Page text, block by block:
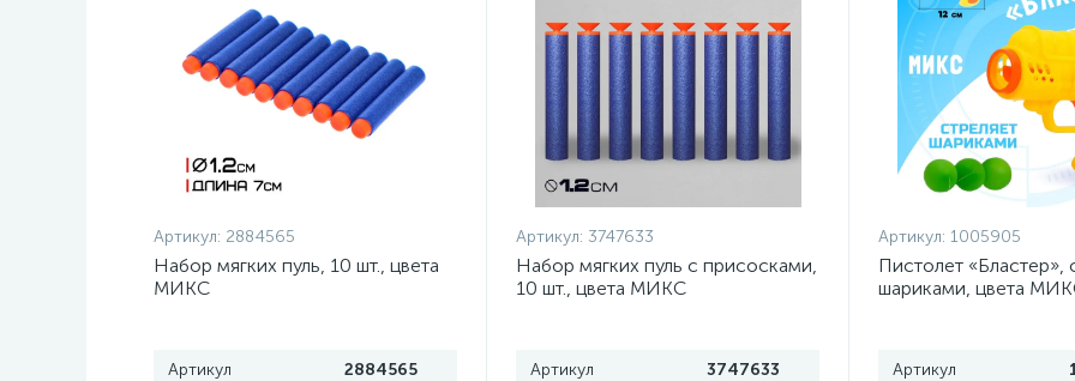
Артикул: 2884565
Набор мягких пуль, 10 шт., цвета
МИКС
Артикул
2884565
Артикул: 3747633
Набор мягких пуль с присосками,
10 шт., цвета МИКС
Артикул
3747633
Артикул: 1005905
Пистолет «Бластер»,
шариками, цвета
Артикул